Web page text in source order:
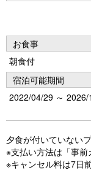
u
s
お食事
朝食付
宿泊可能期間
2022/04/29 ～ 2026/
夕食が付いていないプ
※支払い方法は「事
※キャンセル料は7日